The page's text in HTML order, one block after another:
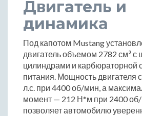
Двигатель и
динамика
Под капотом Mustang
двигатель объемом 2782 см³ с
цилиндрами и карбюраторной
питания. Мощность двигателя
л.с. при 4400 об/мин, а
момент — 212 Н*м при 2400
позволяет автомобилю